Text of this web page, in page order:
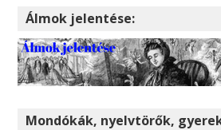
Álmok jelentése:
Mondókák, nyelvtörők,